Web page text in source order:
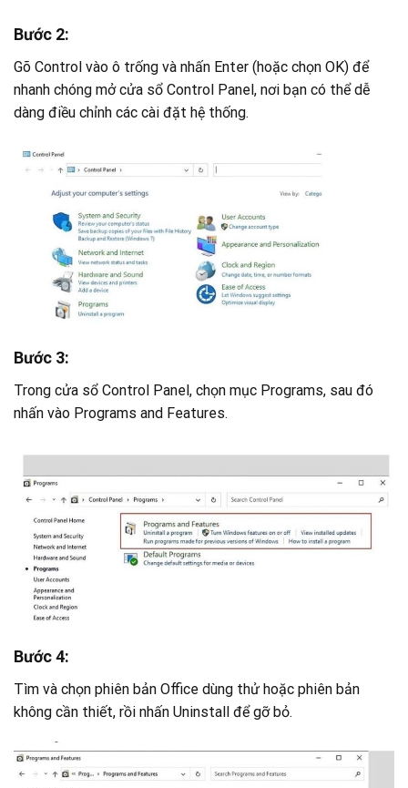
Bước 2:
Gõ Control vào ô trống và nhấn Enter (hoặc chọn OK) để
nhanh chóng mở cửa sổ Control Panel, nơi bạn có thể dễ
dàng điều chỉnh các cài đặt hệ thống.
Bước 3:
Trong cửa sổ Control Panel, chọn mục Programs, sau đó
nhấn vào Programs and Features.
Bước 4:
Tìm và chọn phiên bản Office dùng thử hoặc phiên bản
không cần thiết, rồi nhấn Uninstall để gỡ bỏ.